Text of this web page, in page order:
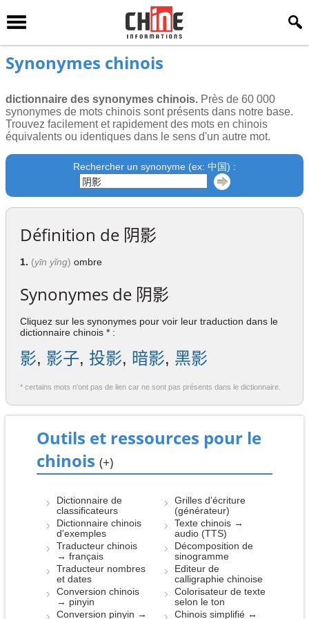
Synonymes chinois
dictionnaire des synonymes chinois. Près de 60 000
synonymes de mots chinois sont présents dans notre base.
Trouvez facilement et rapidement des mots en chinois
équivalents ou identiques dans le sens d'un autre mot.
Rechercher un synonyme (ex: 中国) :
Définition de 阴影
1. (yīn yǐng) ombre
Synonymes de 阴影
Cliquez sur les synonymes pour voir leur traduction dans le
dictionnaire chinois * :
影, 影子, 投影, 暗影, 黑影
* certains mots n'ont pas de lien car ne sont pas présents dans le dictionnaire.
Outils et ressources pour le
chinois (+)
Dictionnaire de
classificateurs
Dictionnaire chinois
d'exemples
Traducteur chinois
→ français
Traducteur nombres
et dates
Conversion chinois
→ pinyin
Conversion pinyin →
Grilles d'écriture
(générateur)
Texte chinois →
audio (TTS)
Décomposition de
sinogramme
Editeur de
calligraphie chinoise
Colorisateur de texte
selon le ton
Chinois simplifié ↔